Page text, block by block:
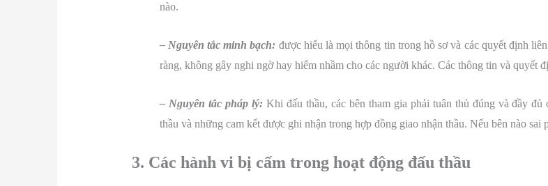
nào.
– Nguyên tắc minh bạch: được hiểu là mọi thông tin trong hồ sơ và các quyết định
ràng, không gây nghi ngờ hay hiểm nhầm cho các người khác. Các thông tin và quyết
– Nguyên tắc pháp lý: Khi đấu thầu, các bên tham gia phải tuân thủ đúng và đầy
thầu và những cam kết được ghi nhận trong hợp đồng giao nhận thầu. Nếu bên nào
3. Các hành vi bị cấm trong hoạt động đấu thầu